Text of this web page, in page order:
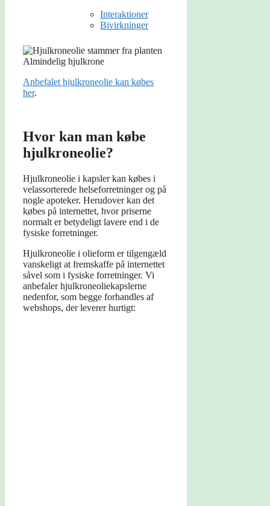
Interaktioner
Bivirkninger
Anbefalet hjulkroneolie kan købes
her.
Hvor kan man købe
hjulkroneolie?
Hjulkroneolie i kapsler kan købes i
velassorterede helseforretninger og på
nogle apoteker. Herudover kan det
købes på internettet, hvor priserne
normalt er betydeligt lavere end i de
fysiske forretninger.
Hjulkroneolie i olieform er tilgengæld
vanskeligt at fremskaffe på internettet
såvel som i fysiske forretninger. Vi
anbefaler hjulkroneoliekapslerne
nedenfor, som begge forhandles af
webshops, der leverer hurtigt: